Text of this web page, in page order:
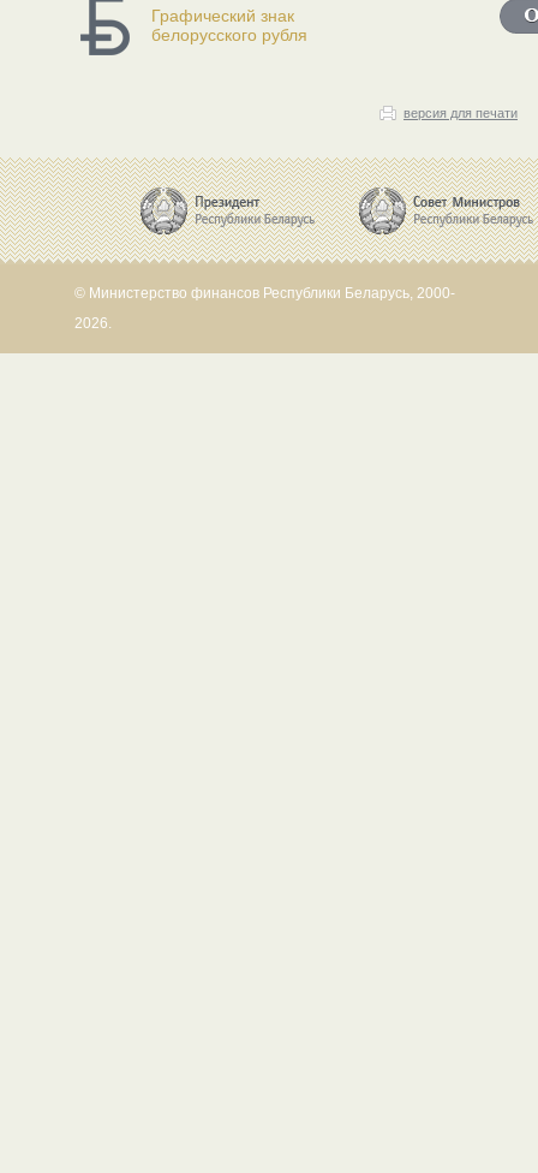
Графический знак
белорусского рубля
версия для печати
© Министерство финансов Республики Беларусь, 2000-
2026.